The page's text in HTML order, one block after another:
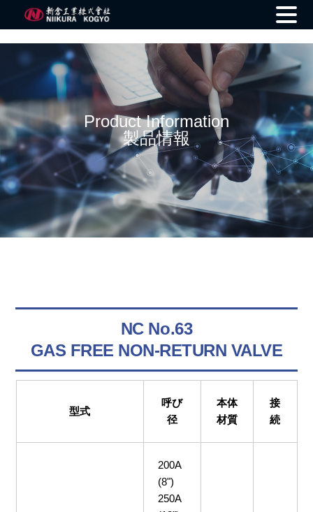
Product Information
製品情報
NC No.63
GAS FREE NON-RETURN VALVE
型式
呼び
径
本体
材質
接
続
200A
(8")
250A